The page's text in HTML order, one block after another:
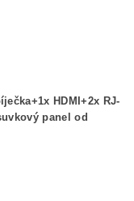
HDMI+2x RJ-
panel od